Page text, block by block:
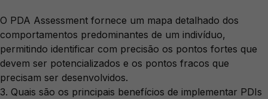
O PDA Assessment fornece um mapa detalhado dos
comportamentos predominantes de um indivíduo,
permitindo identificar com precisão os pontos fortes que
devem ser potencializados e os pontos fracos que
precisam ser desenvolvidos.
3. Quais são os principais benefícios de implementar PDIs